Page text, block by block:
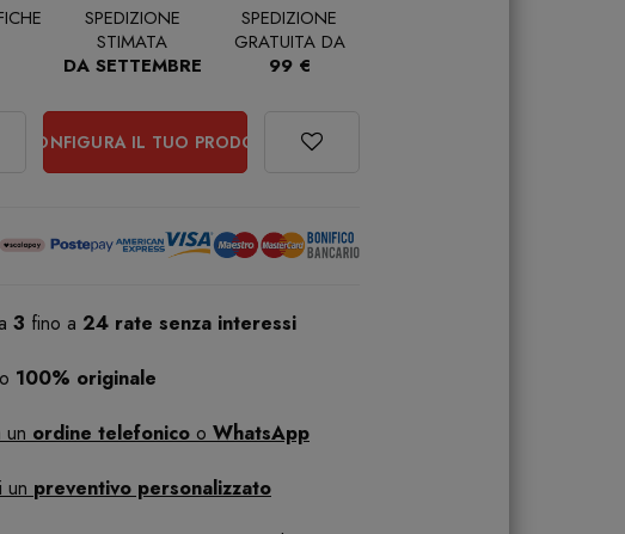
SPEDIZIONE
STIMATA
DA SETTEMBRE
SPEDIZIONE
GRATUITA DA
99 €
CONFIGURA IL TUO PRODOTTO
3 fino a 24 rate senza interessi
100% originale
un ordine telefonico o WhatsApp
un preventivo personalizzato